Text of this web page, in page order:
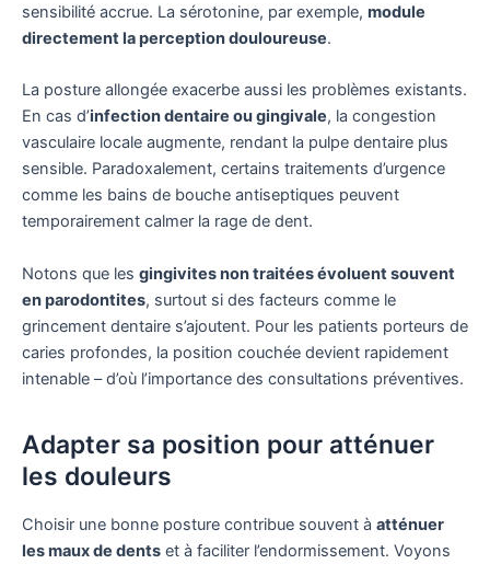
sensibilité accrue. La sérotonine, par exemple, module
directement la perception douloureuse.
La posture allongée exacerbe aussi les problèmes existants.
En cas d’infection dentaire ou gingivale, la congestion
vasculaire locale augmente, rendant la pulpe dentaire plus
sensible. Paradoxalement, certains traitements d’urgence
comme les bains de bouche antiseptiques peuvent
temporairement calmer la rage de dent.
Notons que les gingivites non traitées évoluent souvent
en parodontites, surtout si des facteurs comme le
grincement dentaire s’ajoutent. Pour les patients porteurs de
caries profondes, la position couchée devient rapidement
intenable – d’où l’importance des consultations préventives.
Adapter sa position pour atténuer
les douleurs
Choisir une bonne posture contribue souvent à atténuer
les maux de dents et à faciliter l’endormissement. Voyons